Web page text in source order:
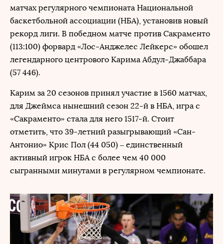
матчах регулярного чемпионата Национальной
баскетбольной ассоциации (НБА), установив новый
рекорд лиги. В победном матче против Сакраменто
(113:100) форвард «Лос-Анджелес Лейкерс» обошел
легендарного центрового Карима Абдул-Джаббара
(57 446).
Карим за 20 сезонов принял участие в 1560 матчах,
для Джеймса нынешний сезон 22-й в НБА, игра с
«Сакраменто» стала для него 1517-й. Стоит
отметить, что 39-летний разыгрывающий «Сан-
Антонио» Крис Пол (44 050) – единственный
активный игрок НБА с более чем 40 000
сыгранными минутами в регулярном чемпионате.